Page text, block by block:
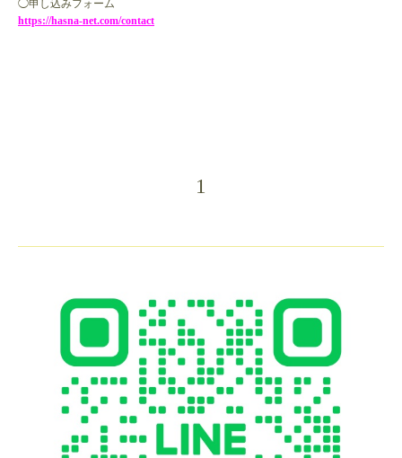
◯申し込みフォーム
https://hasna-net.com/contact
1